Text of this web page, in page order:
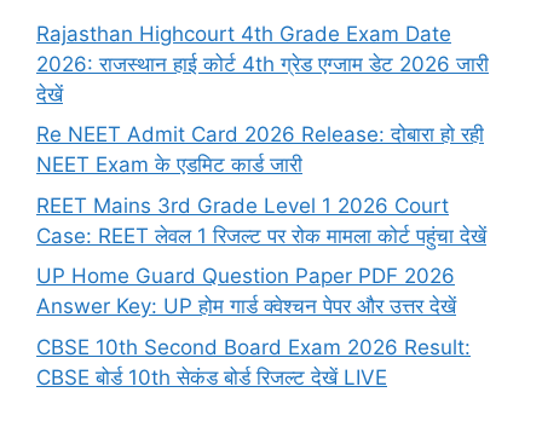
Rajasthan Highcourt 4th Grade Exam Date
2026: राजस्थान हाई कोर्ट 4th ग्रेड एग्जाम डेट 2026 जारी
देखें
Re NEET Admit Card 2026 Release: दोबारा हो रही
NEET Exam के एडमिट कार्ड जारी
REET Mains 3rd Grade Level 1 2026 Court
Case: REET लेवल 1 रिजल्ट पर रोक मामला कोर्ट पहुंचा देखें
UP Home Guard Question Paper PDF 2026
Answer Key: UP होम गार्ड क्वेश्चन पेपर और उत्तर देखें
CBSE 10th Second Board Exam 2026 Result:
CBSE बोर्ड 10th सेकंड बोर्ड रिजल्ट देखें LIVE